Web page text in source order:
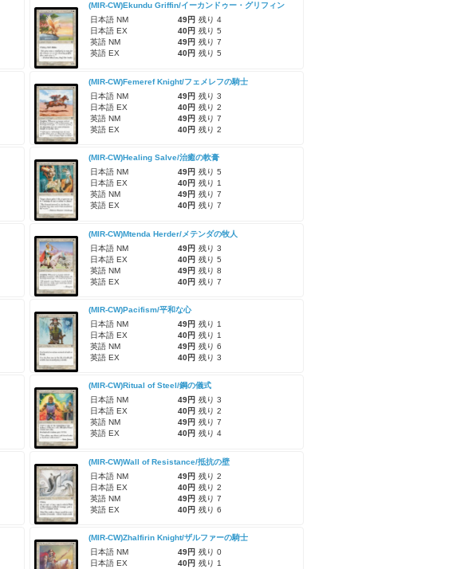
(MIR-CW)Ekundu Griffin/イーカンドゥー・グリフィン
日本語 NM
49円 残り 4
日本語 EX
40円 残り 5
英語 NM
49円 残り 7
英語 EX
40円 残り 5
(MIR-CW)Femeref Knight/フェメレフの騎士
日本語 NM
49円 残り 3
日本語 EX
40円 残り 2
英語 NM
49円 残り 7
英語 EX
40円 残り 2
(MIR-CW)Healing Salve/治癒の軟膏
日本語 NM
49円 残り 5
日本語 EX
40円 残り 1
英語 NM
49円 残り 7
英語 EX
40円 残り 7
(MIR-CW)Mtenda Herder/メテンダの牧人
日本語 NM
49円 残り 3
日本語 EX
40円 残り 5
英語 NM
49円 残り 8
英語 EX
40円 残り 7
(MIR-CW)Pacifism/平和な心
日本語 NM
49円 残り 1
日本語 EX
40円 残り 1
英語 NM
49円 残り 6
英語 EX
40円 残り 3
(MIR-CW)Ritual of Steel/鋼の儀式
日本語 NM
49円 残り 3
日本語 EX
40円 残り 2
英語 NM
49円 残り 7
英語 EX
40円 残り 4
(MIR-CW)Wall of Resistance/抵抗の壁
日本語 NM
49円 残り 2
日本語 EX
40円 残り 2
英語 NM
49円 残り 7
英語 EX
40円 残り 6
(MIR-CW)Zhalfirin Knight/ザルファーの騎士
日本語 NM
49円 残り 0
日本語 EX
40円 残り 1